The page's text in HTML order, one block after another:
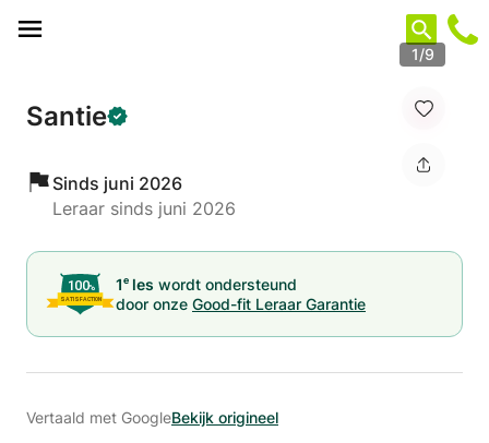
1/9
Santie
Sinds juni 2026
Leraar sinds juni 2026
1e les wordt ondersteund
door onze Good-fit Leraar Garantie
Vertaald met GoogleBekijk origineel